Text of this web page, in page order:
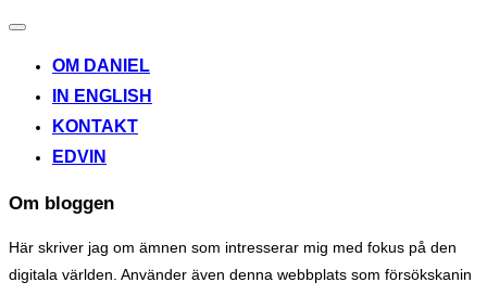
Toggle
OM DANIEL
IN ENGLISH
KONTAKT
EDVIN
Om bloggen
Här skriver jag om ämnen som intresserar mig med fokus på den
digitala världen. Använder även denna webbplats som försökskanin